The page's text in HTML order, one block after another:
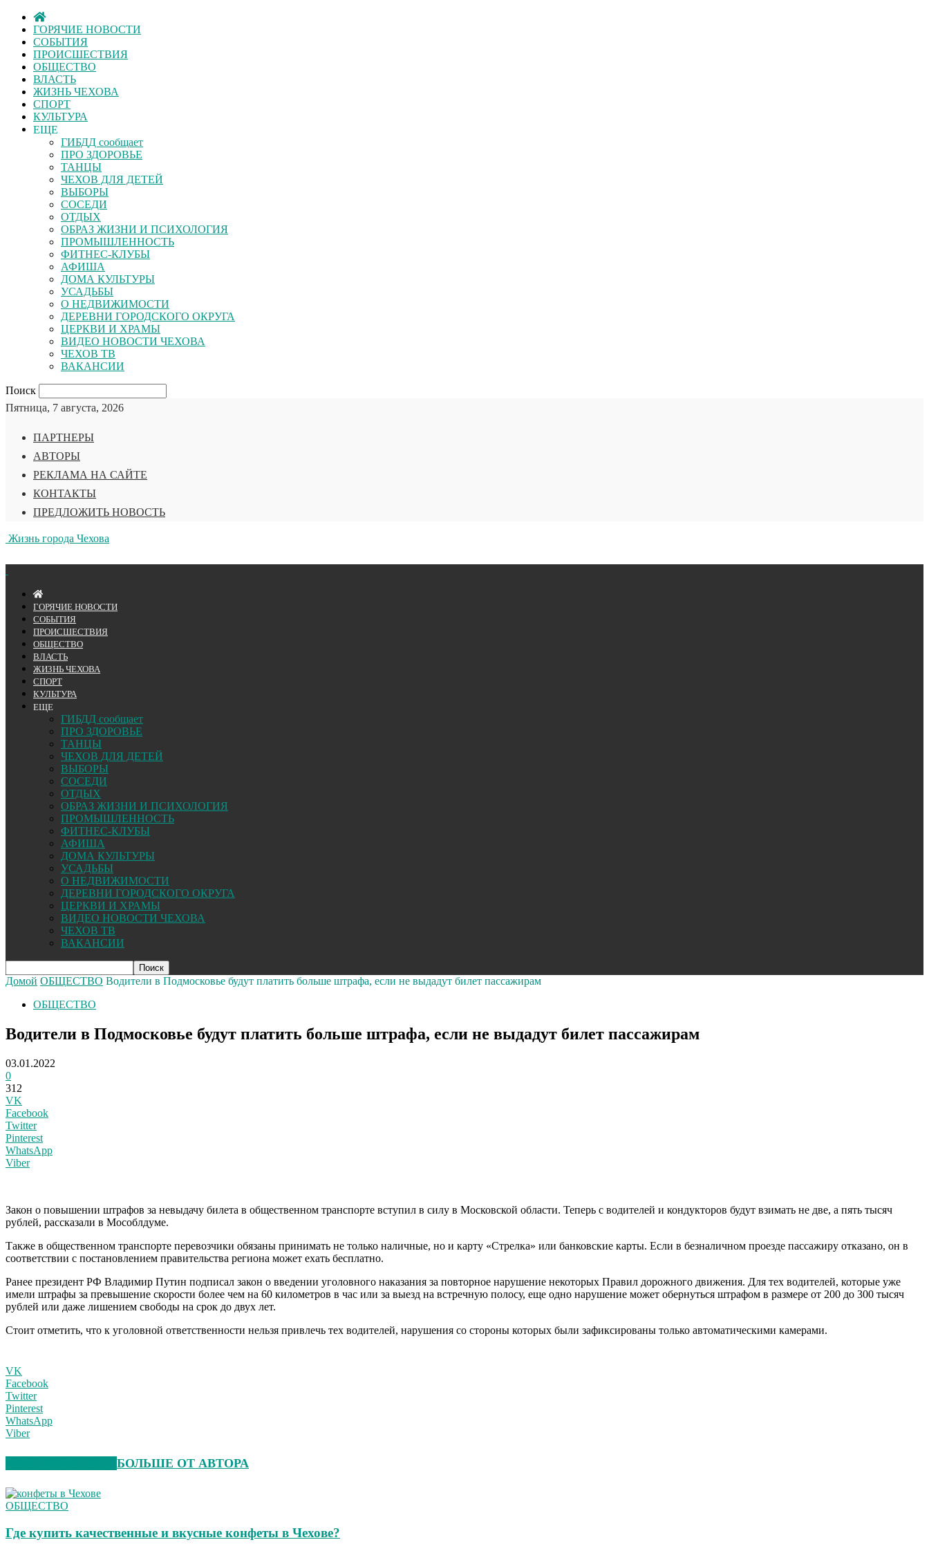
ГОРЯЧИЕ НОВОСТИ
СОБЫТИЯ
ПРОИСШЕСТВИЯ
ОБЩЕСТВО
ВЛАСТЬ
ЖИЗНЬ ЧЕХОВА
СПОРТ
КУЛЬТУРА
ЕЩЕ
ГИБДД сообщает
ПРО ЗДОРОВЬЕ
ТАНЦЫ
ЧЕХОВ ДЛЯ ДЕТЕЙ
ВЫБОРЫ
СОСЕДИ
ОТДЫХ
ОБРАЗ ЖИЗНИ И ПСИХОЛОГИЯ
ПРОМЫШЛЕННОСТЬ
ФИТНЕС-КЛУБЫ
АФИША
ДОМА КУЛЬТУРЫ
УСАДЬБЫ
О НЕДВИЖИМОСТИ
ДЕРЕВНИ ГОРОДСКОГО ОКРУГА
ЦЕРКВИ И ХРАМЫ
ВИДЕО НОВОСТИ ЧЕХОВА
ЧЕХОВ ТВ
ВАКАНСИИ
Поиск
Пятница, 7 августа, 2026
ПАРТНЕРЫ
АВТОРЫ
РЕКЛАМА НА САЙТЕ
КОНТАКТЫ
ПРЕДЛОЖИТЬ НОВОСТЬ
Жизнь города Чехова
ГОРЯЧИЕ НОВОСТИ
СОБЫТИЯ
ПРОИСШЕСТВИЯ
ОБЩЕСТВО
ВЛАСТЬ
ЖИЗНЬ ЧЕХОВА
СПОРТ
КУЛЬТУРА
ЕЩЕ
ГИБДД сообщает
ПРО ЗДОРОВЬЕ
ТАНЦЫ
ЧЕХОВ ДЛЯ ДЕТЕЙ
ВЫБОРЫ
СОСЕДИ
ОТДЫХ
ОБРАЗ ЖИЗНИ И ПСИХОЛОГИЯ
ПРОМЫШЛЕННОСТЬ
ФИТНЕС-КЛУБЫ
АФИША
ДОМА КУЛЬТУРЫ
УСАДЬБЫ
О НЕДВИЖИМОСТИ
ДЕРЕВНИ ГОРОДСКОГО ОКРУГА
ЦЕРКВИ И ХРАМЫ
ВИДЕО НОВОСТИ ЧЕХОВА
ЧЕХОВ ТВ
ВАКАНСИИ
Домой ОБЩЕСТВО Водители в Подмосковье будут платить больше штрафа, если не выдадут билет пассажирам
ОБЩЕСТВО
Водители в Подмосковье будут платить больше штрафа, если не выдадут билет пассажирам
03.01.2022
0
312
VK
Facebook
Twitter
Pinterest
WhatsApp
Viber
Закон о повышении штрафов за невыдачу билета в общественном транспорте вступил в силу в Московской области. Теперь с водителей и кондукторов будут взимать не две, а пять тысяч
рублей, рассказали в Мособлдуме.
Также в общественном транспорте перевозчики обязаны принимать не только наличные, но и карту «Стрелка» или банковские карты. Если в безналичном проезде пассажиру отказано, он в
соответствии с постановлением правительства региона может ехать бесплатно.
Ранее президент РФ Владимир Путин подписал закон о введении уголовного наказания за повторное нарушение некоторых Правил дорожного движения. Для тех водителей, которые уже
имели штрафы за превышение скорости более чем на 60 километров в час или за выезд на встречную полосу, еще одно нарушение может обернуться штрафом в размере от 200 до 300 тысяч
рублей или даже лишением свободы на срок до двух лет.
Стоит отметить, что к уголовной ответственности нельзя привлечь тех водителей, нарушения со стороны которых были зафиксированы только автоматическими камерами.
VK
Facebook
Twitter
Pinterest
WhatsApp
Viber
БОЛЬШЕ ОТ АВТОРА
ОБЩЕСТВО
Где купить качественные и вкусные конфеты в Чехове?